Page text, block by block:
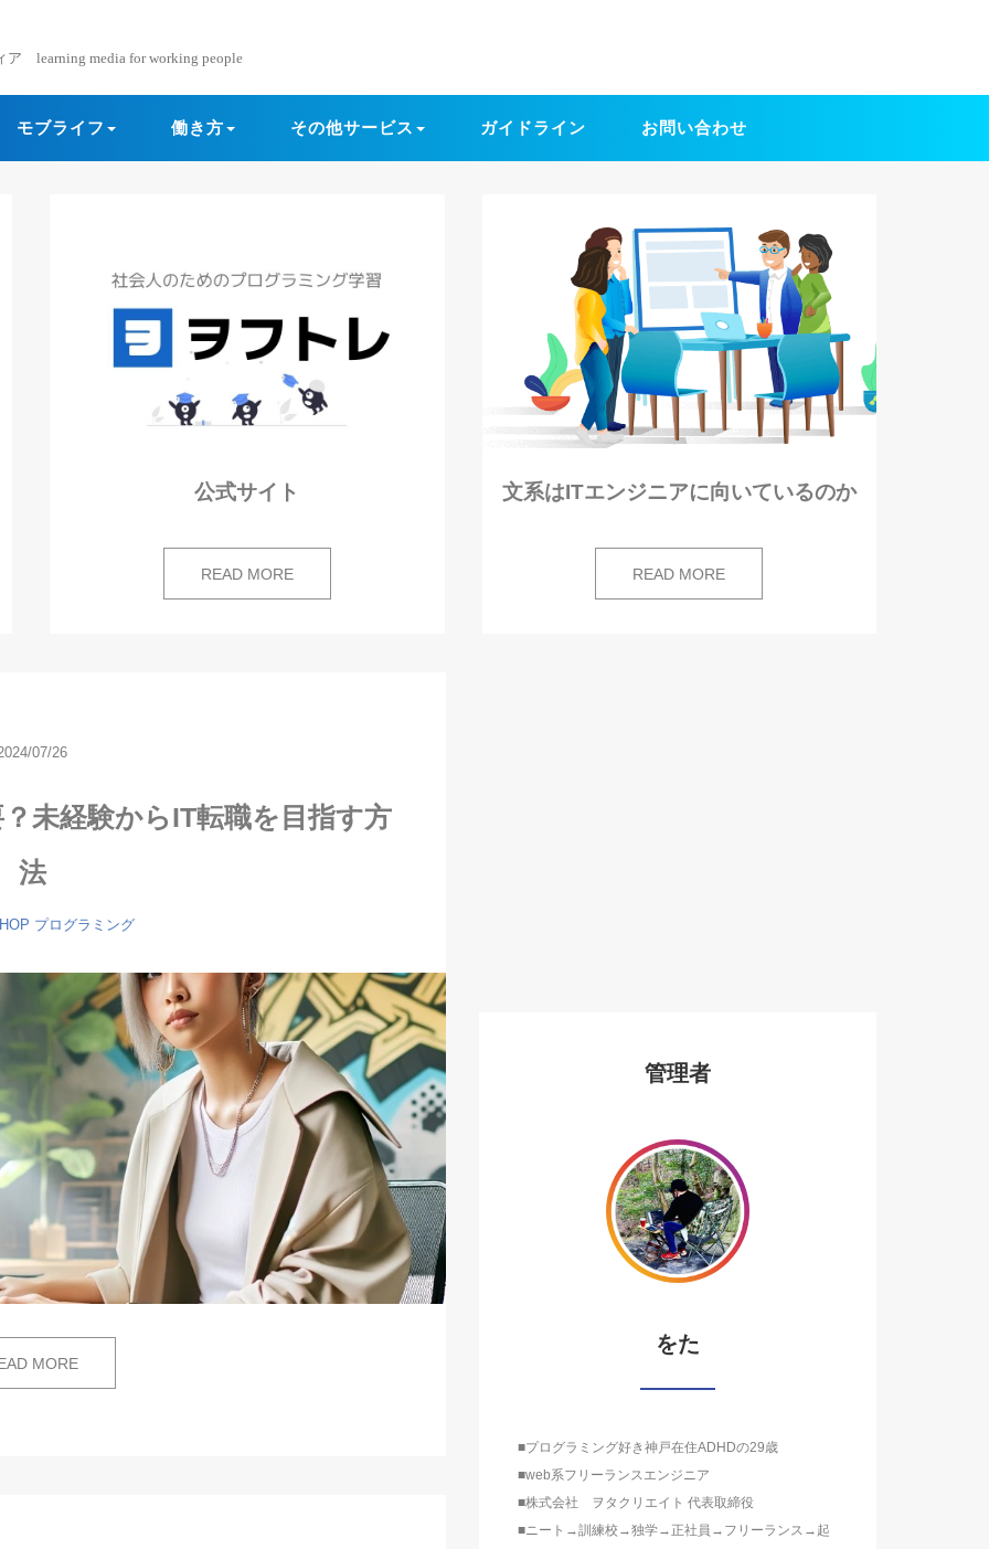
ア learning media for working people
モブライフ 働き方 その他サービス ガイドライン お問い合わせ
公式サイト
READ MORE
文系はITエンジニアに向いているのか
READ MORE
07/26
未経験からIT転職を目指す方
法
プログラミング
MORE
管理者
をた
■プログラミング好き神戸在住ADHDの29歳
■web系フリーランスエンジニア
■株式会社 ヲタクリエイト 代表取締役
■ニート→訓練校→独学→正社員→フリーランス→起